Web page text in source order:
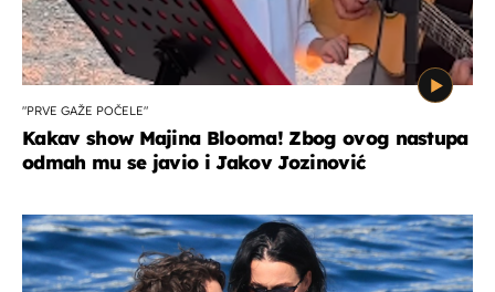
"PRVE GAŽE POČELE"
Kakav show Majina Blooma! Zbog ovog nastupa
odmah mu se javio i Jakov Jozinović